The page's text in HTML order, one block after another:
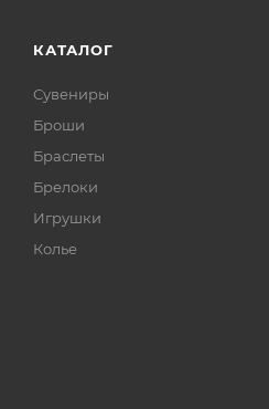
КАТАЛОГ
Сувениры
Броши
Браслеты
Брелоки
Игрушки
Колье